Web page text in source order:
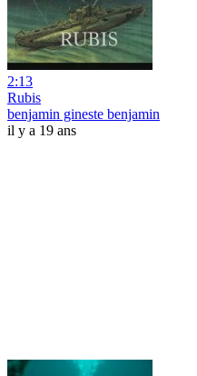
2:13
Rubis
benjamin gineste benjamin
il y a 19 ans